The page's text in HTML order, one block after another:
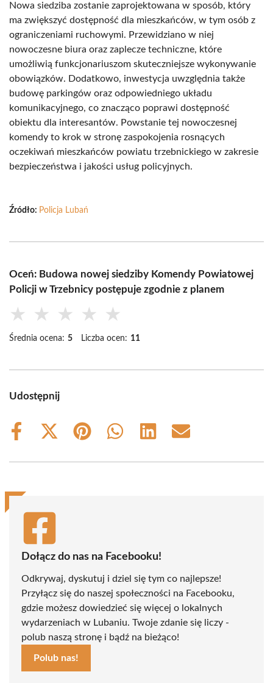
Nowa siedziba zostanie zaprojektowana w sposób, który
ma zwiększyć dostępność dla mieszkańców, w tym osób z
ograniczeniami ruchowymi. Przewidziano w niej
nowoczesne biura oraz zaplecze techniczne, które
umożliwią funkcjonariuszom skuteczniejsze wykonywanie
obowiązków. Dodatkowo, inwestycja uwzględnia także
budowę parkingów oraz odpowiedniego układu
komunikacyjnego, co znacząco poprawi dostępność
obiektu dla interesantów. Powstanie tej nowoczesnej
komendy to krok w stronę zaspokojenia rosnących
oczekiwań mieszkańców powiatu trzebnickiego w zakresie
bezpieczeństwa i jakości usług policyjnych.
Źródło: Policja Lubań
Oceń: Budowa nowej siedziby Komendy Powiatowej
Policji w Trzebnicy postępuje zgodnie z planem
★ ★ ★ ★ ★
Średnia ocena: 5 Liczba ocen: 11
Udostępnij
Share
Share
(Twitter)
Share
Share
Share
Share
Dołącz do nas na Facebooku!
Odkrywaj, dyskutuj i dziel się tym co najlepsze!
Przyłącz się do naszej społeczności na Facebooku,
gdzie możesz dowiedzieć się więcej o lokalnych
wydarzeniach w Lubaniu. Twoje zdanie się liczy -
polub naszą stronę i bądź na bieżąco!
Polub nas!